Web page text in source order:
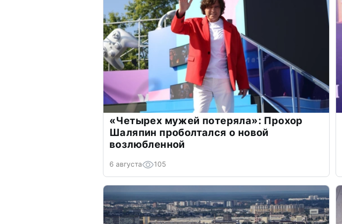
«Четырех мужей потеряла»: Прохор
Шаляпин проболтался о новой
возлюбленной
6 августа 105